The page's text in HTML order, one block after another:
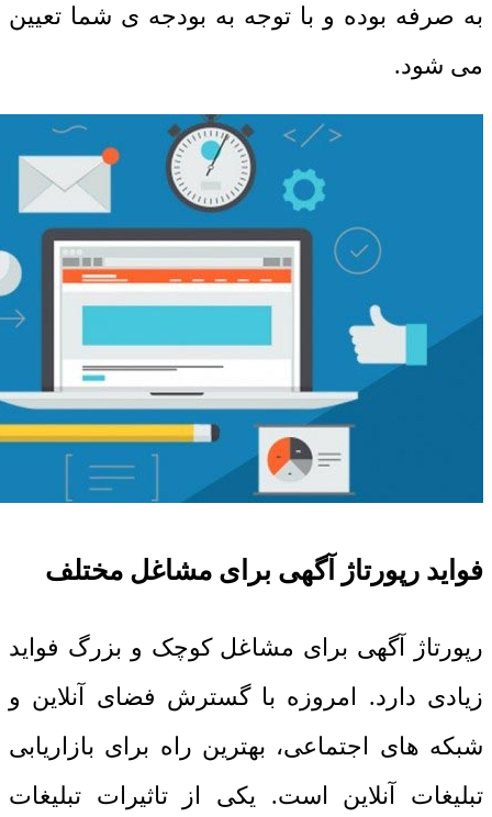
به صرفه بوده و با توجه به بودجه ی شما تعیین
می شود.
فواید رپورتاژ آگهی برای مشاغل مختلف
رپورتاژ آگهی برای مشاغل کوچک و بزرگ فواید
زیادی دارد. امروزه با گسترش فضای آنلاین و
شبکه های اجتماعی، بهترین راه برای بازاریابی
تبلیغات آنلاین است. یکی از تاثیرات تبلیغات